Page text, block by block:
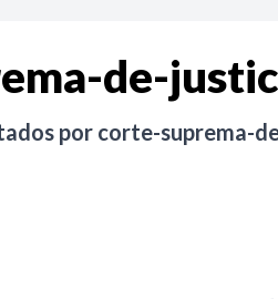
de-
por corte-suprema-